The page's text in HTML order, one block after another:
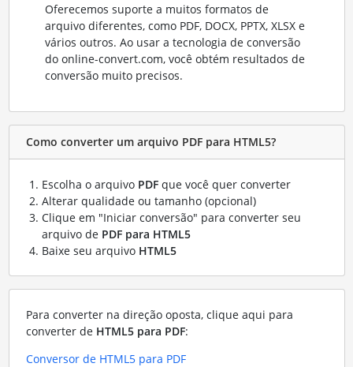
Oferecemos suporte a muitos formatos de
arquivo diferentes, como PDF, DOCX, PPTX, XLSX e
vários outros. Ao usar a tecnologia de conversão
do online-convert.com, você obtém resultados de
conversão muito precisos.
Como converter um arquivo PDF para HTML5?
Escolha o arquivo PDFque você quer converter
Alterar qualidade ou tamanho (opcional)
Clique em "Iniciar conversão" para converter seu
arquivo de PDF para HTML5
Baixe seu arquivo HTML5
Para converter na direção oposta, clique aqui para
converter de HTML5 para PDF:
Conversor de HTML5 para PDF